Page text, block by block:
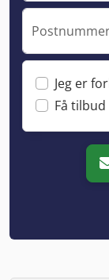
Jeg er
Få